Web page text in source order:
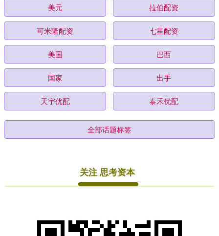
美元 拉伯配资
可米隆配资 七星配资
美国 巴西
国家 出手
天宇优配 泰禾优配
全部话题标签
关注 思考资本